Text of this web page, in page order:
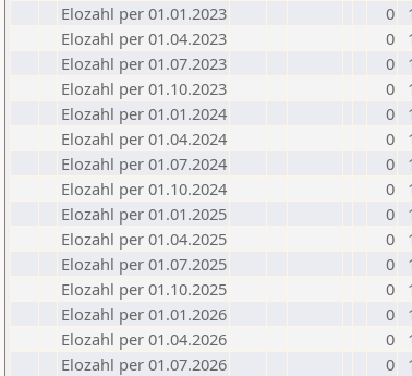
Elozahl per 01.01.2023
0
Elozahl per 01.04.2023
0
Elozahl per 01.07.2023
0
Elozahl per 01.10.2023
0
Elozahl per 01.01.2024
0
Elozahl per 01.04.2024
0
Elozahl per 01.07.2024
0
Elozahl per 01.10.2024
0
Elozahl per 01.01.2025
0
Elozahl per 01.04.2025
0
Elozahl per 01.07.2025
0
Elozahl per 01.10.2025
0
Elozahl per 01.01.2026
0
Elozahl per 01.04.2026
0
Elozahl per 01.07.2026
0